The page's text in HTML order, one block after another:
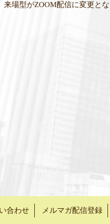
場型がZOOM配信に変更とな
合わせ メルマガ配信登録